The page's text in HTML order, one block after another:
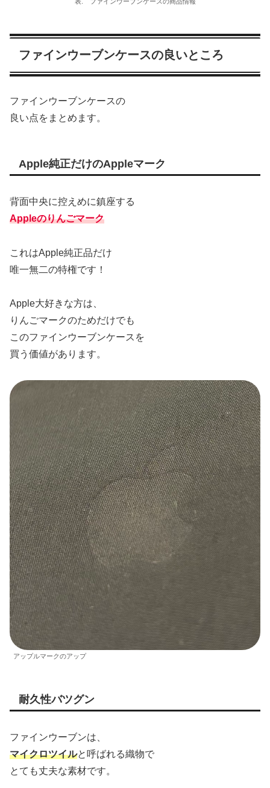
ファインウーブンケースの良いところ
ファインウーブンケースの
良い点をまとめます。
Apple純正だけのAppleマーク
背面中央に控えめに鎮座する
Appleのりんごマーク
これはApple純正品だけ
唯一無二の特権です！
Apple大好きな方は、
りんごマークのためだけでも
このファインウーブンケースを
買う価値があります。
アップルマークのアップ
耐久性バツグン
ファインウーブンは、
マイクロツイルと呼ばれる織物で
とても丈夫な素材です。